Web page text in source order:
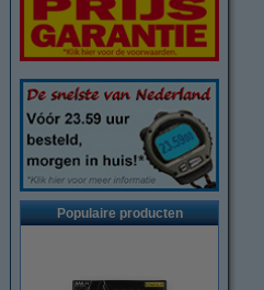
Populaire producten